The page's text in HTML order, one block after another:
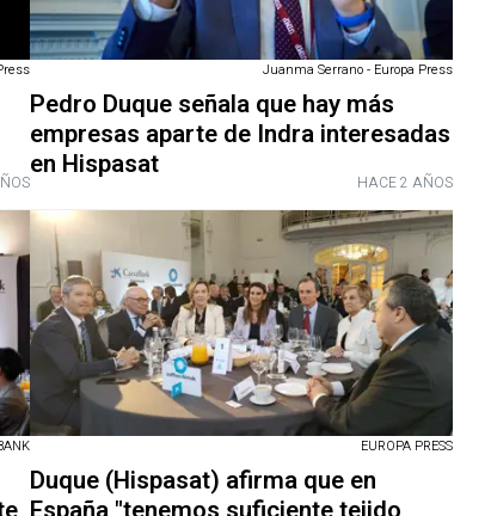
Juanma Serrano - Europa Press
Pedro Duque señala que hay más
empresas aparte de Indra interesadas
en Hispasat
HACE 2 AÑOS
EUROPA PRESS
Duque (Hispasat) afirma que en